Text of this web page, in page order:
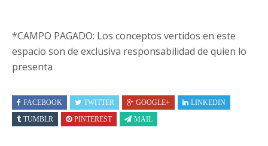
*CAMPO PAGADO: Los conceptos vertidos en este
espacio son de exclusiva responsabilidad de quien lo
presenta
FACEBOOK TWITTER GOOGLE+
LINKEDIN
TUMBLR
PINTEREST MAIL